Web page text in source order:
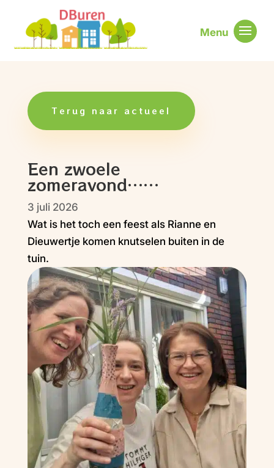
Terug naar actueel
Een zwoele
zomeravond……
3 juli 2026
Wat is het toch een feest als Rianne en
Dieuwertje komen knutselen buiten in de
tuin.